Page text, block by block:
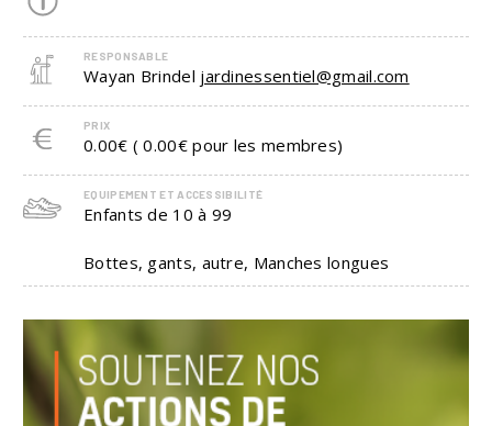
RESPONSABLE
Wayan Brindel jardinessentiel@gmail.com
PRIX
0.00€ ( 0.00€ pour les membres)
EQUIPEMENT ET ACCESSIBILITÉ
Enfants de 10 à 99
Bottes, gants, autre, Manches longues